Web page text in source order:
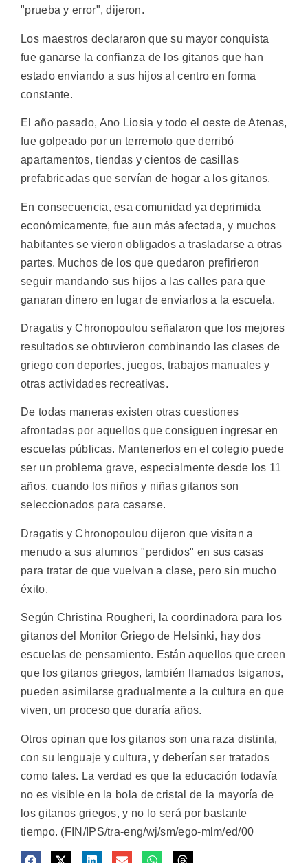
"prueba y error", dijeron.
Los maestros declararon que su mayor conquista
fue ganarse la confianza de los gitanos que han
estado enviando a sus hijos al centro en forma
constante.
El año pasado, Ano Liosia y todo el oeste de Atenas,
fue golpeado por un terremoto que derribó
apartamentos, tiendas y cientos de casillas
prefabricadas que servían de hogar a los gitanos.
En consecuencia, esa comunidad ya deprimida
económicamente, fue aun más afectada, y muchos
habitantes se vieron obligados a trasladarse a otras
partes. Muchos de los que quedaron prefirieron
seguir mandando sus hijos a las calles para que
ganaran dinero en lugar de enviarlos a la escuela.
Dragatis y Chronopoulou señalaron que los mejores
resultados se obtuvieron combinando las clases de
griego con deportes, juegos, trabajos manuales y
otras actividades recreativas.
De todas maneras existen otras cuestiones
afrontadas por aquellos que consiguen ingresar en
escuelas públicas. Mantenerlos en el colegio puede
ser un problema grave, especialmente desde los 11
años, cuando los niños y niñas gitanos son
seleccionados para casarse.
Dragatis y Chronopoulou dijeron que visitan a
menudo a sus alumnos "perdidos" en sus casas
para tratar de que vuelvan a clase, pero sin mucho
éxito.
Según Christina Rougheri, la coordinadora para los
gitanos del Monitor Griego de Helsinki, hay dos
escuelas de pensamiento. Están aquellos que creen
que los gitanos griegos, también llamados tsiganos,
pueden asimilarse gradualmente a la cultura en que
viven, un proceso que duraría años.
Otros opinan que los gitanos son una raza distinta,
con su lenguaje y cultura, y deberían ser tratados
como tales. La verdad es que la educación todavía
no es visible en la bola de cristal de la mayoría de
los gitanos griegos, y no lo será por bastante
tiempo. (FIN/IPS/tra-eng/wj/sm/ego-mlm/ed/00